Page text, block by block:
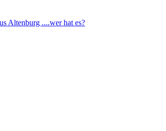
Altenburg ....wer hat es?